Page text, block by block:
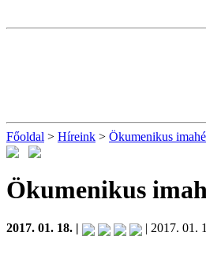
Főoldal > Híreink > Ökumenikus
Ökumenikus
2017. 01. 18. | | 2017. 01.